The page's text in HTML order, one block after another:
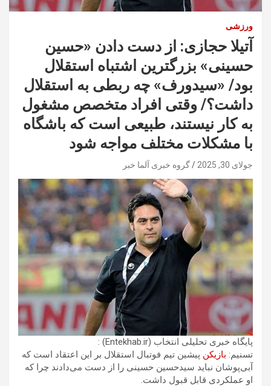
ورزشی
آتیلا حجازی: از دست دادن «حسین
حسینی» بزرگترین اشتباه استقلال
بود/ «سیدورف» چه ربطی به استقلال
داشت؟/ وقتی افراد متخصص مشغول
به کار نیستند، طبیعی است که باشگاه
با مشکلات مختلف مواجه شود
جولای 30, 2025 گروه خبری آلما خبر
پایگاه خبری تحلیلی انتخاب (Entekhab.ir) :
تسنیم: بازیکن پیشین تیم فوتبال استقلال بر این اعتقاد است که
آبی‌پوشان نباید سیدحسین حسینی را از دست می‌دادند چرا که
او عملکردی قابل قبول داشت.